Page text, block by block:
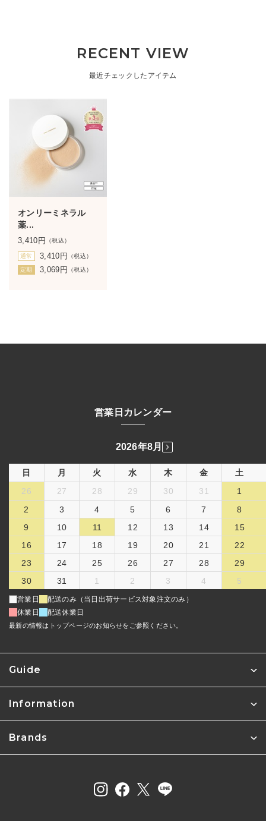
RECENT VIEW
最近チェックしたアイテム
オンリーミネラル
薬...
3,410 円 （税込）
通常 3,410 円 （税込）
定期 3,069 円 （税込）
Guide
Information
Brands
営業日カレンダー
2026年8月
日 月 火 水 木 金
土
26
27 28 29 30 31
1
2
3 4 5 6 7
8
9
10 11 12 13 14
15
16
17 18 19 20 21
22
23
24 25 26 27 28
29
30
31 1 2 3 4 5
営業日
配送のみ（当日出荷サービス対象注文のみ）
休業日
配送休業日
最新の情報はトップページのお知らせをご参照ください。